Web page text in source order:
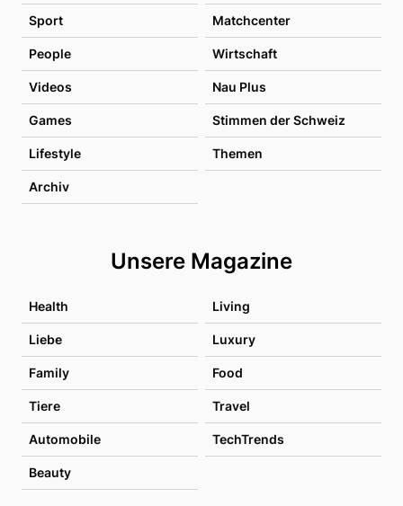
Sport Matchcenter
People Wirtschaft
Videos Nau Plus
Games Stimmen der Schweiz
Lifestyle Themen
Archiv
Unsere Magazine
Health Living
Liebe Luxury
Family Food
Tiere Travel
Automobile TechTrends
Beauty